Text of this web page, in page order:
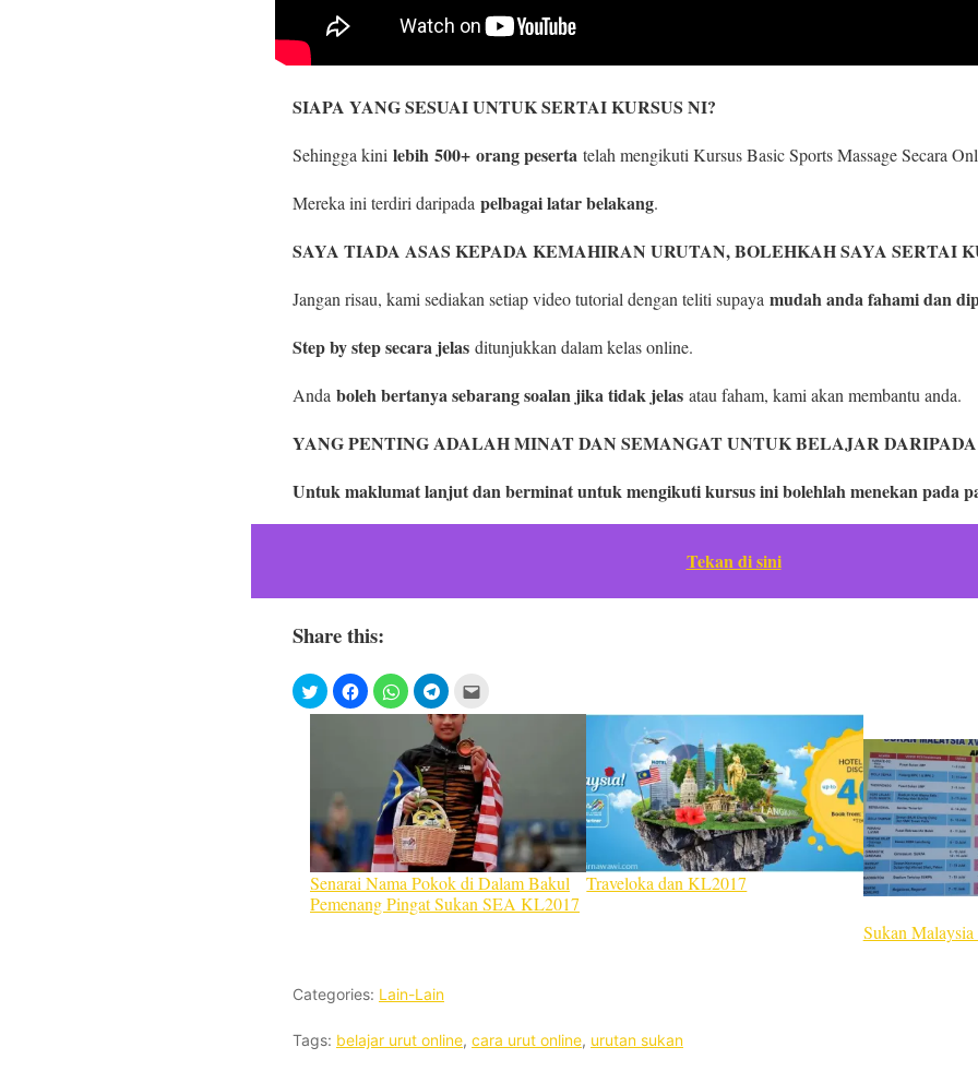
SIAPA YANG SESUAI UNTUK SERTAI KURSUS NI?
Sehingga kini lebih 500+ orang peserta telah mengikuti Kursus Basic Sports Massage Secara
Mereka ini terdiri daripada pelbagai latar belakang.
SAYA TIADA ASAS KEPADA KEMAHIRAN URUTAN, BOLEHKAH SAYA SERTAI
Jangan risau, kami sediakan setiap video tutorial dengan teliti supaya mudah anda fahami dan
Step by step secara jelas ditunjukkan dalam kelas online.
Anda boleh bertanya sebarang soalan jika tidak jelas atau faham, kami akan membantu anda.
YANG PENTING ADALAH MINAT DAN SEMANGAT UNTUK BELAJAR
Untuk maklumat lanjut dan berminat untuk mengikuti kursus ini bolehlah menekan pada
Tekan di sini
Share this:
Senarai Nama Pokok di Dalam Bakul
Pemenang Pingat Sukan SEA KL2017
Traveloka dan KL2017
Sukan
Categories: Lain-Lain
Tags: belajar urut online, cara urut online, urutan sukan